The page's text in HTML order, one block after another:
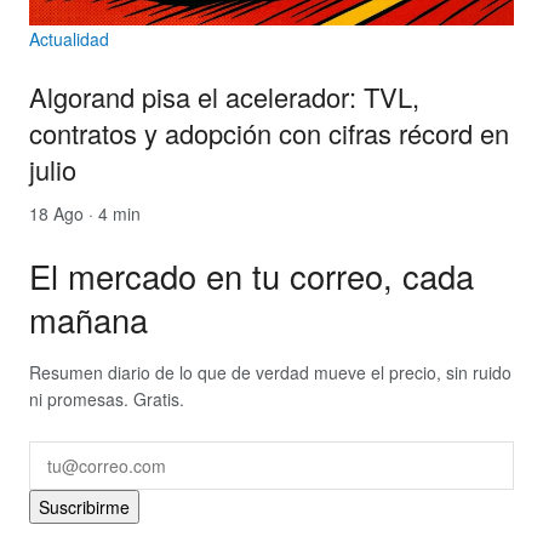
Actualidad
Algorand pisa el acelerador: TVL,
contratos y adopción con cifras récord en
julio
18 Ago · 4 min
El mercado en tu correo, cada
mañana
Resumen diario de lo que de verdad mueve el precio, sin ruido
ni promesas. Gratis.
Suscribirme